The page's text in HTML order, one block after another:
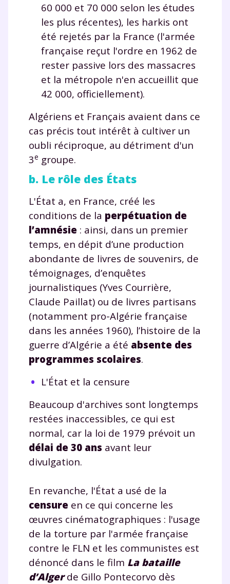
60 000 et 70 000 selon les études
les plus récentes), les harkis ont
été rejetés par la France (l'armée
française reçut l'ordre en 1962 de
rester passive lors des massacres
et la métropole n'en accueillit que
42 000, officiellement).
Algériens et Français avaient dans ce
cas précis tout intérêt à cultiver un
oubli réciproque, au détriment d'un
3e groupe.
b. Le rôle des États
L'État a, en France, créé les
conditions de la perpétuation de
l’amnésie : ainsi, dans un premier
temps, en dépit d’une production
abondante de livres de souvenirs, de
témoignages, d’enquêtes
journalistiques (Yves Courrière,
Claude Paillat) ou de livres partisans
(notamment pro-Algérie française
dans les années 1960), l’histoire de la
guerre d’Algérie a été absente des
programmes scolaires.
L'État et la censure
Beaucoup d'archives sont longtemps
restées inaccessibles, ce qui est
normal, car la loi de 1979 prévoit un
délai de 30 ans avant leur
divulgation.
En revanche, l'État a usé de la
censure en ce qui concerne les
œuvres cinématographiques : l'usage
de la torture par l'armée française
contre le FLN et les communistes est
dénoncé dans le film La bataille
d’Algerde Gillo Pontecorvo dès